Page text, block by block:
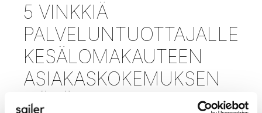
5 VINKKIÄ
PALVELUNTUOTTAJALLE
KESÄLOMAKAUTEEN
ASIAKASKOKEMUKSEN
NÄKÖKULMASTA